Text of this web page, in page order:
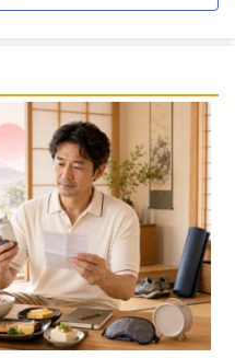
Viên nang uống cải thiện thị lực,
trí nhớ DHA + EPA + Flaxseed
Oil 30 viên/gói - Date 02/2027
|52.346
225.000 đ